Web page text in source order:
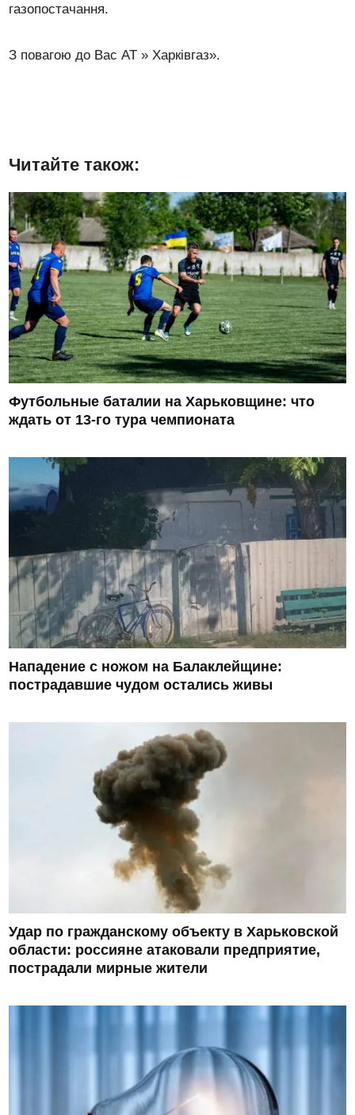
газопостачання.
З повагою до Вас АТ » Харківгаз».
Читайте також:
Футбольные баталии на Харьковщине: что
ждать от 13-го тура чемпионата
Нападение с ножом на Балаклейщине:
пострадавшие чудом остались живы
Удар по гражданскому объекту в Харьковской
области: россияне атаковали предприятие,
пострадали мирные жители